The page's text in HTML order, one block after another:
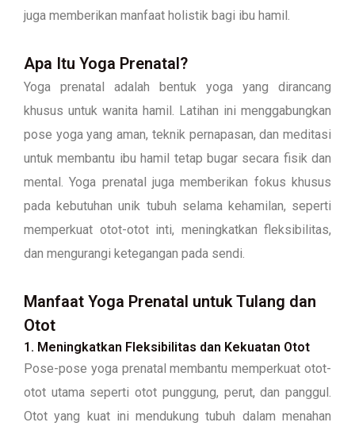
juga memberikan manfaat holistik bagi ibu hamil.
Apa Itu Yoga Prenatal?
Yoga prenatal adalah bentuk yoga yang dirancang
khusus untuk wanita hamil. Latihan ini menggabungkan
pose yoga yang aman, teknik pernapasan, dan meditasi
untuk membantu ibu hamil tetap bugar secara fisik dan
mental. Yoga prenatal juga memberikan fokus khusus
pada kebutuhan unik tubuh selama kehamilan, seperti
memperkuat otot-otot inti, meningkatkan fleksibilitas,
dan mengurangi ketegangan pada sendi.
Manfaat Yoga Prenatal untuk Tulang dan
Otot
1. Meningkatkan Fleksibilitas dan Kekuatan Otot
Pose-pose yoga prenatal membantu memperkuat otot-
otot utama seperti otot punggung, perut, dan panggul.
Otot yang kuat ini mendukung tubuh dalam menahan